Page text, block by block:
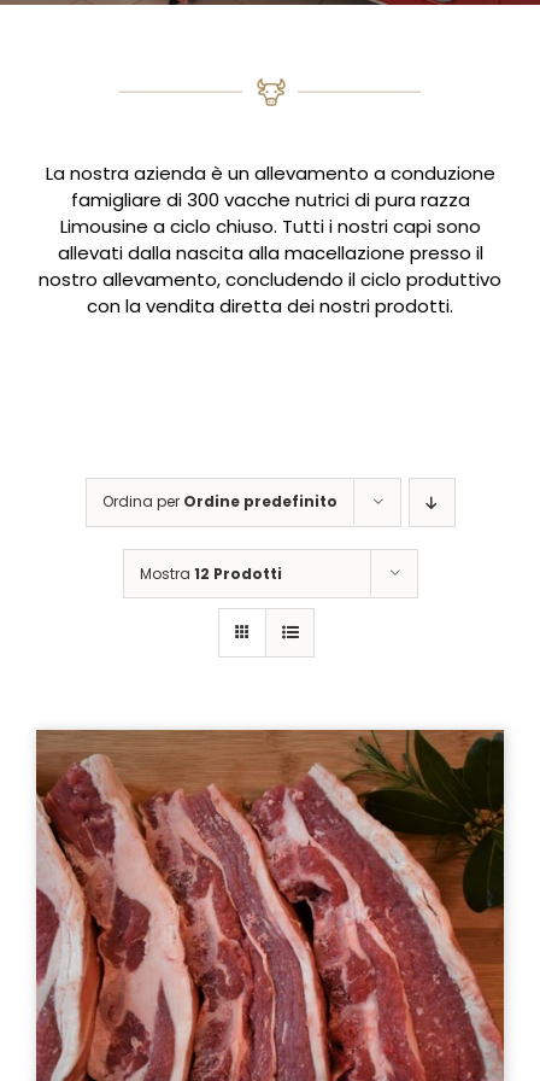
La nostra azienda è un allevamento a conduzione
famigliare di 300 vacche nutrici di pura razza
Limousine a ciclo chiuso. Tutti i nostri capi sono
allevati dalla nascita alla macellazione presso il
nostro allevamento, concludendo il ciclo produttivo
con la vendita diretta dei nostri prodotti.
Ordina per Ordine predefinito
Mostra 12 Prodotti